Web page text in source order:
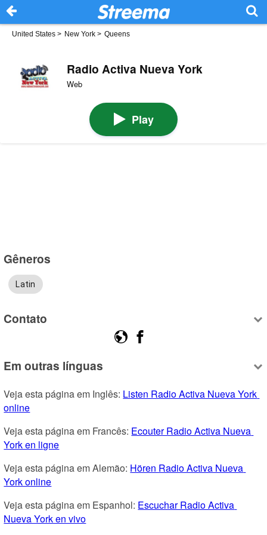
United States > New York > Queens
Radio Activa Nueva York
Web
Play
Gêneros
Latin
Contato
Em outras línguas
Veja esta página em Inglês: Listen Radio Activa Nueva York
online
Veja esta página em Francês: Ecouter Radio Activa Nueva
York en ligne
Veja esta página em Alemão: Hören Radio Activa Nueva
York online
Veja esta página em Espanhol: Escuchar Radio Activa
Nueva York en vivo